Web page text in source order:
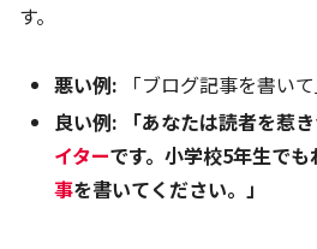
す。
悪い例: 「ブログ記事を書いて
良い例:
「あなたは読者を惹
イターです。小学校5年生で
事を書いてください。」